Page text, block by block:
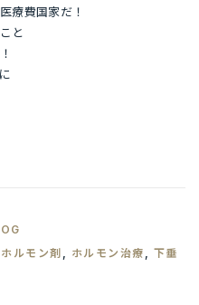
療費国家だ！
と
ホルモン剤 ホルモン治療
下垂